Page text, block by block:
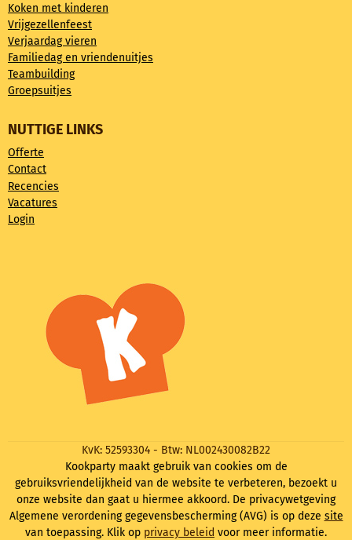
Koken met kinderen
Vrijgezellenfeest
Verjaardag vieren
Familiedag en vriendenuitjes
Teambuilding
Groepsuitjes
NUTTIGE LINKS
Offerte
Contact
Recencies
Vacatures
Login
KvK: 52593304 - Btw: NL002430082B22
Kookparty maakt gebruik van cookies om de
gebruiksvriendelijkheid van de website te verbeteren, bezoekt u
onze website dan gaat u hiermee akkoord. De privacywetgeving
Algemene verordening gegevensbescherming (AVG) is op deze site
van toepassing. Klik op privacy beleid voor meer informatie.